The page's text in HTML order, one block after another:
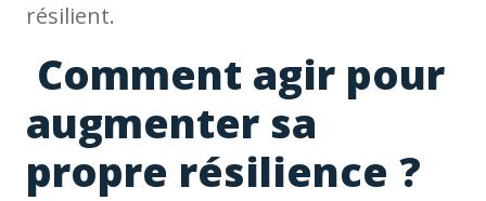
résilient.
Comment agir pour
augmenter sa
propre résilience ?